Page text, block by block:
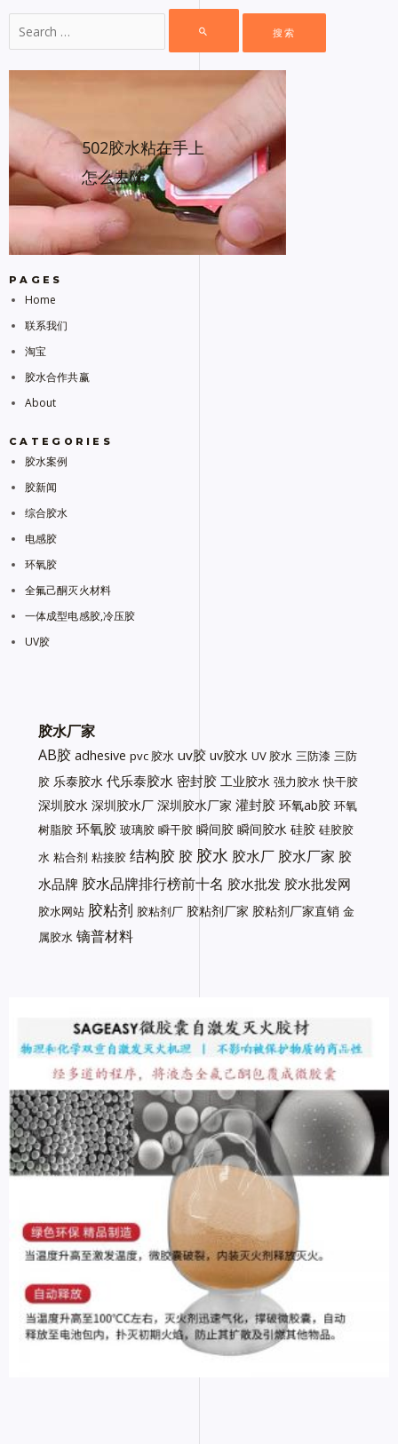
502胶水粘在手上
怎么去除
PAGES
Home
联系我们
淘宝
胶水合作共赢
About
CATEGORIES
胶水案例
胶新闻
综合胶水
电感胶
环氧胶
全氟己酮灭火材料
一体成型电感胶,冷压胶
UV胶
胶水厂家
AB胶 adhesive pvc 胶水 uv胶 uv胶水 UV 胶水 三防漆 三防
胶 乐泰胶水 代乐泰胶水 密封胶 工业胶水 强力胶水 快干胶
深圳胶水 深圳胶水厂 深圳胶水厂家 灌封胶 环氧ab胶 环氧
树脂胶 环氧胶 玻璃胶 瞬干胶 瞬间胶 瞬间胶水 硅胶 硅胶胶
水 粘合剂 粘接胶 结构胶 胶 胶水 胶水厂 胶水厂家 胶
水品牌 胶水品牌排行榜前十名 胶水批发 胶水批发网
胶水网站 胶粘剂 胶粘剂厂 胶粘剂厂家 胶粘剂厂家直销 金
属胶水 镝普材料